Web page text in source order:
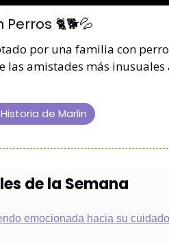
🐈🐕💦
por una familia con
amistades más inusuales
de Marlin
de la Semana
emocionada hacia su